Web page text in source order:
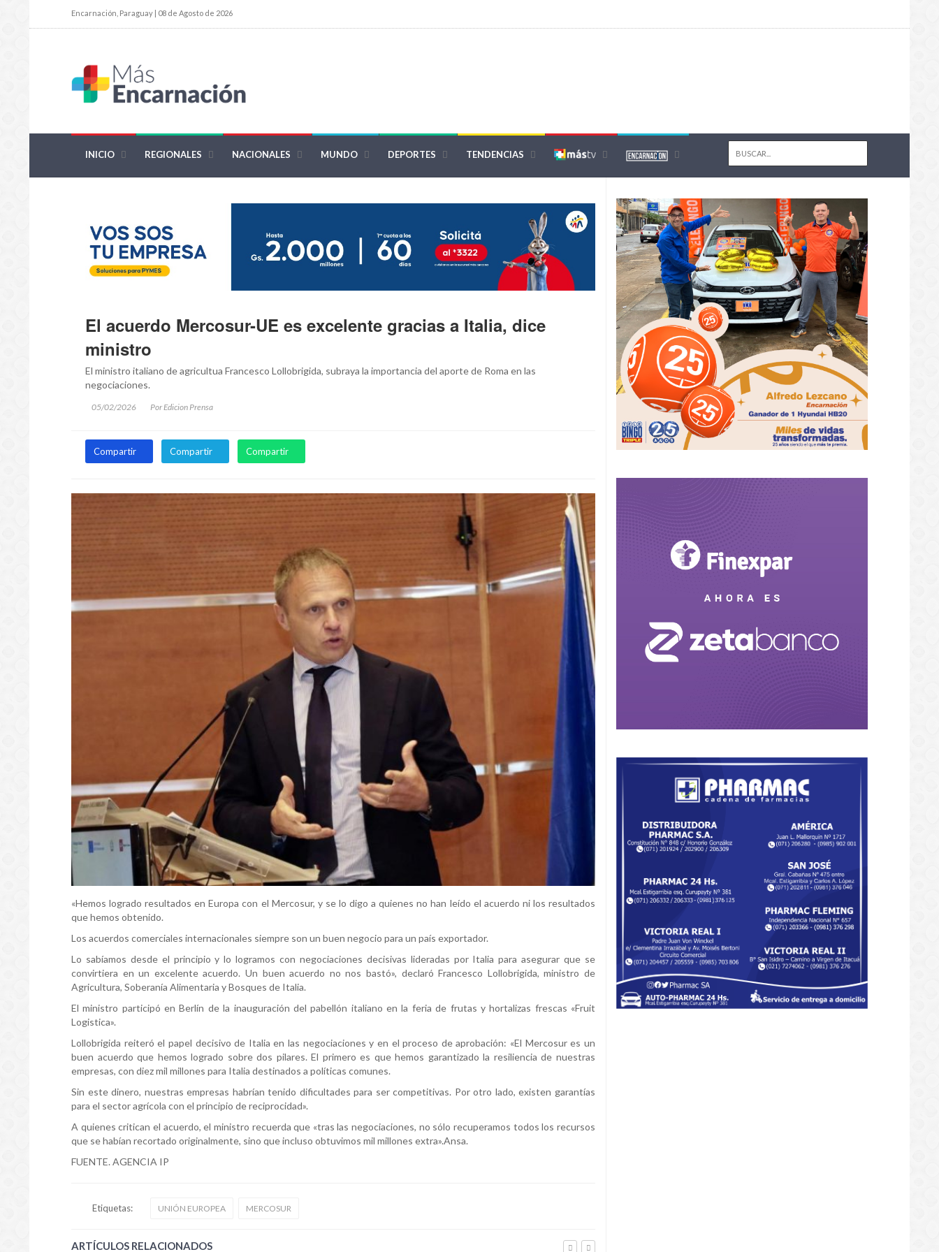
Encarnación, Paraguay | 08 de Agosto de 2026
INICIO REGIONALES NACIONALES MUNDO DEPORTES TENDENCIAS
El acuerdo Mercosur-UE es excelente gracias a Italia, dice
ministro
El ministro italiano de agricultua Francesco Lollobrigida, subraya la importancia del aporte de Roma en las
negociaciones.
05/02/2026 Por Edicion Prensa
Compartir Compartir Compartir
«Hemos logrado resultados en Europa con el Mercosur, y se lo digo a quienes no han leído el acuerdo ni los resultados
que hemos obtenido.
Los acuerdos comerciales internacionales siempre son un buen negocio para un país exportador.
Lo sabíamos desde el principio y lo logramos con negociaciones decisivas lideradas por Italia para asegurar que se
convirtiera en un excelente acuerdo. Un buen acuerdo no nos bastó», declaró Francesco Lollobrigida, ministro de
Agricultura, Soberanía Alimentaria y Bosques de Italia.
El ministro participó en Berlín de la inauguración del pabellón italiano en la feria de frutas y hortalizas frescas «Fruit
Logistica».
Lollobrigida reiteró el papel decisivo de Italia en las negociaciones y en el proceso de aprobación: «El Mercosur es un
buen acuerdo que hemos logrado sobre dos pilares. El primero es que hemos garantizado la resiliencia de nuestras
empresas, con diez mil millones para Italia destinados a políticas comunes.
Sin este dinero, nuestras empresas habrían tenido dificultades para ser competitivas. Por otro lado, existen garantías
para el sector agrícola con el principio de reciprocidad».
A quienes critican el acuerdo, el ministro recuerda que «tras las negociaciones, no sólo recuperamos todos los recursos
que se habían recortado originalmente, sino que incluso obtuvimos mil millones extra».Ansa.
FUENTE. AGENCIA IP
Etiquetas: UNIÓN EUROPEA MERCOSUR
ARTÍCULOS RELACIONADOS